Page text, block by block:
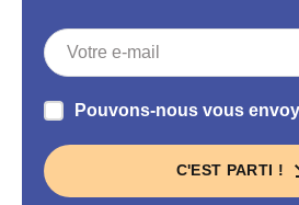
Pouvons-nous vous
C'EST PARTI !